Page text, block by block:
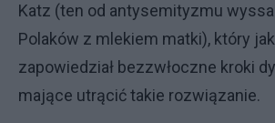
Katz (ten od antysemityzmu
Polaków z mlekiem matki), który
zapowiedział bezzwłoczne kroki
mające utrącić takie rozwiązanie.